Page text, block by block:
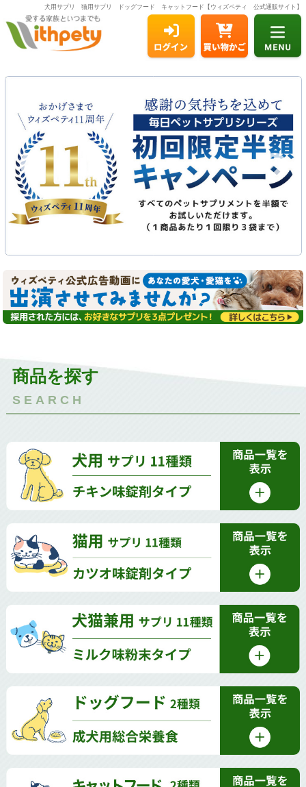
犬用サプリ 猫用サプリ ドッグフード キャットフード【ウィズペティ 公式通販サイト】
商品を探す
SEARCH